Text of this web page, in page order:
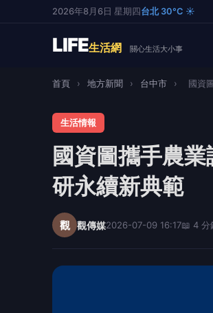
2026年8月6日 星期四 台北 30°C ☀️
LIFE生活網 關心生活大小事
首頁 › 地方新聞 › 台中市 › 國資
生活情報
國資圖攜手農
研永續新典範
觀 觀傳媒2026-07-09 16:17📖 4 分